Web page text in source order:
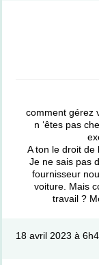
comment gérez
n ‘êtes pas
A ton le droit de
Je ne sais pas
fournisseur
voiture. Mais
travail ?
18 avril 2023 à